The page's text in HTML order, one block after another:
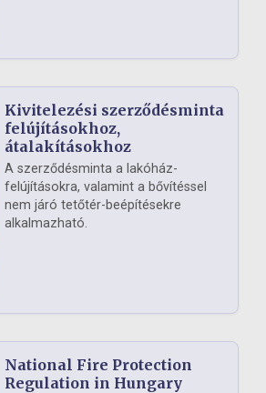
Kivitelezési szerződésminta
felújításokhoz,
átalakításokhoz
A szerződésminta a lakóház-
felújításokra, valamint a bővítéssel
nem járó tetőtér-beépítésekre
alkalmazható.
National Fire Protection
Regulation in Hungary